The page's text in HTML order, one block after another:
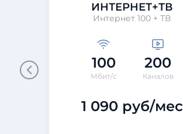
ИНТЕРНЕТ+ТВ
Интернет 100 + ТВ
100
Мбит/с
200
Каналов
1 090 руб/мес